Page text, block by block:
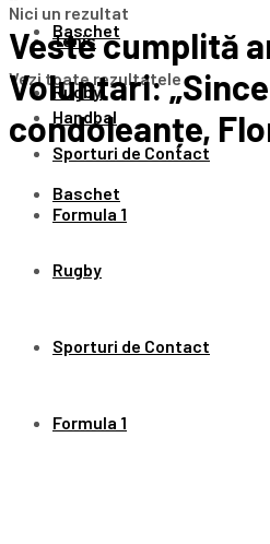
Baschet
Rugby
Sporturi de Contact
Formula 1
Tenis
Handbal
Baschet
Rugby
Sporturi de Contact
Formula 1
Nici un rezultat
Vezi toate rezultatele
Veste cumplită
Voluntari:
condoleanțe,